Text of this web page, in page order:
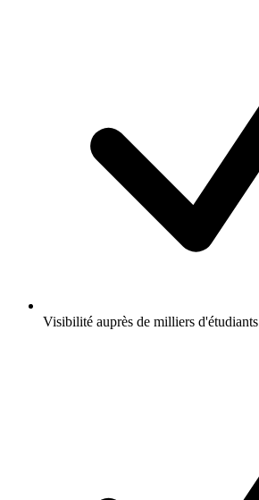
Visibilité auprès de milliers d'étudiants